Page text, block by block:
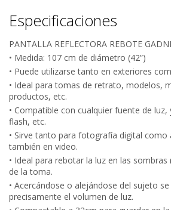
Especificaciones
PANTALLA REFLECTORA REBOTE
• Medida: 107 cm de diámetro (42”)
• Puede utilizarse tanto en exteriores
• Ideal para tomas de retrato, modelos,
productos, etc.
• Compatible con cualquier fuente de
flash, etc.
• Sirve tanto para fotografía digital como
también en video.
• Ideal para rebotar la luz en las
de la toma.
• Acercándose o alejándose del sujeto
precisamente el volumen de luz.
¿Por qué